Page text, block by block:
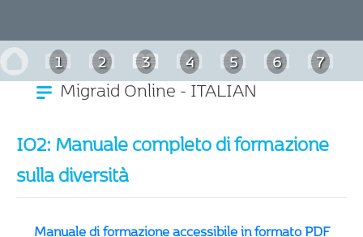
1 2 3 4 5 6 7
Migraid Online - ITALIAN
IO2: Manuale completo di formazione
sulla diversità
Manuale di formazione accessibile in formato PDF